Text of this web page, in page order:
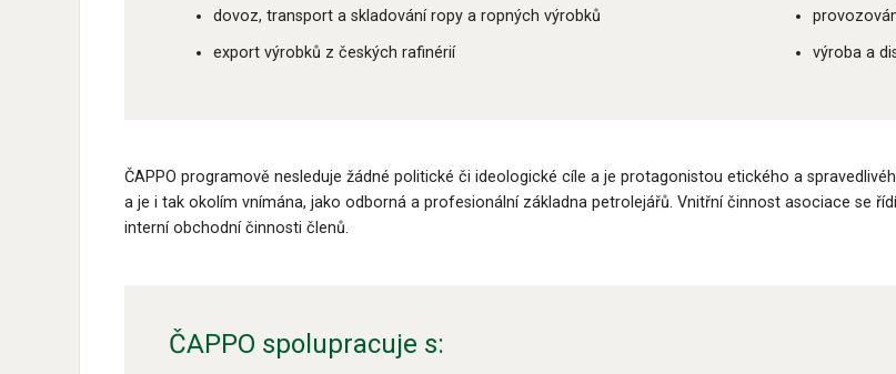
dovoz, transport a skladování ropy a ropných výrobků
export výrobků z českých rafinérií
výroba a
ČAPPO programově nesleduje žádné politické či ideologické cíle a je protagonistou etického a
a je i tak okolím vnímána, jako odborná a profesionální základna petrolejářů. Vnitřní činnost asociace se
interní obchodní činnosti členů.
ČAPPO spolupracuje s: